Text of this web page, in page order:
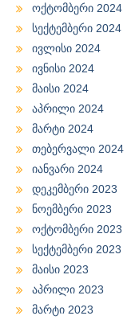
ოქტომბერი 2024
სექტემბერი 2024
ივლისი 2024
ივნისი 2024
მაისი 2024
აპრილი 2024
მარტი 2024
თებერვალი 2024
იანვარი 2024
დეკემბერი 2023
ნოემბერი 2023
ოქტომბერი 2023
სექტემბერი 2023
მაისი 2023
აპრილი 2023
მარტი 2023